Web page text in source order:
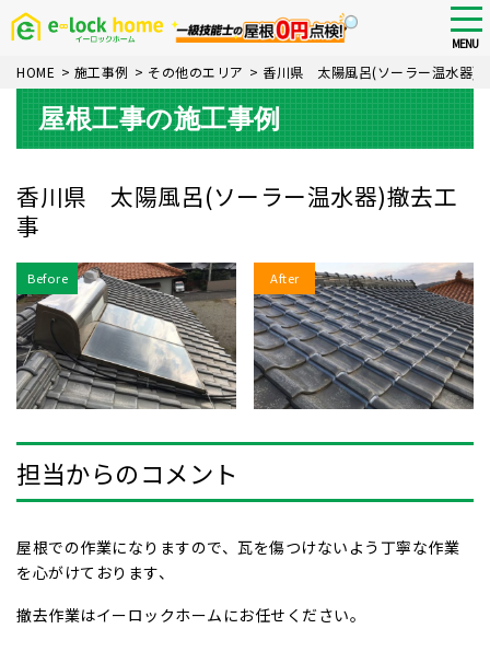
Skip
content
MENU
HOME > 施工事例 > その他のエリア > 香川県 太陽風呂(ソーラー温水器)
屋根工事の施工事例
香川県 太陽風呂(ソーラー温水器)撤去工
事
Before After
担当からのコメント
屋根での作業になりますので、瓦を傷つけないよう丁寧な作業
を心がけております、
撤去作業はイーロックホームにお任せください。